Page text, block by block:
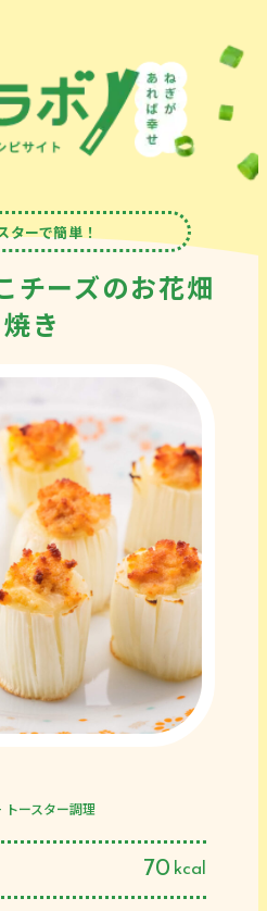
ターで簡単！
チーズのお花畑
焼き
トースター調理
70 kcal